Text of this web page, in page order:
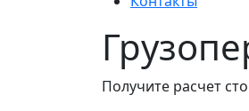
Получите расчет